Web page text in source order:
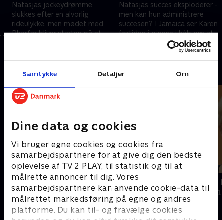
Samtykke Detaljer Om
Dine data og cookies
Vi bruger egne cookies og cookies fra
samarbejdspartnere for at give dig den bedste
oplevelse af TV 2 PLAY, til statistik og til at
målrette annoncer til dig. Vores
samarbejdspartnere kan anvende cookie-data til
målrettet markedsføring på egne og andres
platforme. Du kan til- og fravælge cookies
Natasjas jockeydrømme
slukkes efter en alvorlig
rideulykke, men mødet med
Pharfar bliver starten på et
Natasjas succes eksploderer -
men kan hun administrere
succesen? I Jamaica ser Karen
fortiden i øjnene i håb om at
forsone sig med den sorg, hun
18. september 2025 • 40 min
Andre så også
Med børnene som våben
Dokumentar • 1 sæsoner
Storm i min
Dokumentar •